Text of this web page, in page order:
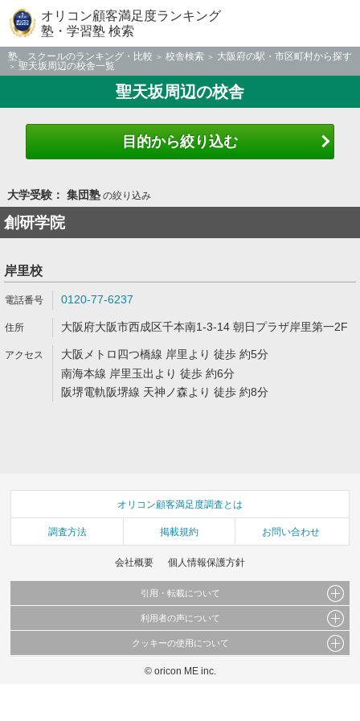
オリコン顧客満足度ランキング
塾・学習塾 検索
塾、スクールのランキング・比較 校舎検索
大阪府の駅・市区町村から探す
聖天坂周辺の校舎一覧
聖天坂周辺の校舎
目的から絞り込む
大学受験： 集団塾の絞り込み
創研学院
岸里校
0120-77-6237
大阪府大阪市西成区千本南1-3-14 朝日プラザ岸里第一2F
大阪メトロ四つ橋線 岸里より 徒歩 約5分
南海本線 岸里玉出より 徒歩 約6分
阪堺電軌阪堺線 天神ノ森より 徒歩 約8分
オリコン顧客満足度調査とは
調査方法 掲載規約 お問い合わせ
会社概要 個人情報保護方針
引用・転載について
当サイトで公開されている情報（文字、写真、イラスト、画像データ等）及びこれらの配
これらの情報を権利者の許可なく無断転載・複製などの二次利用を行うことは固く禁じて
利用者の声について
当サイトに掲載している内容はすべてサービスの利用者が提出された見解・感想です。
弊社の見解・ 意見ではないことをご理解いただいた上でご覧ください。
クッキーの使用について
このサイトでは Cookie を使用して、ユーザーに合わせたコンテンツや広告の表示、ソー
© oricon ME inc.